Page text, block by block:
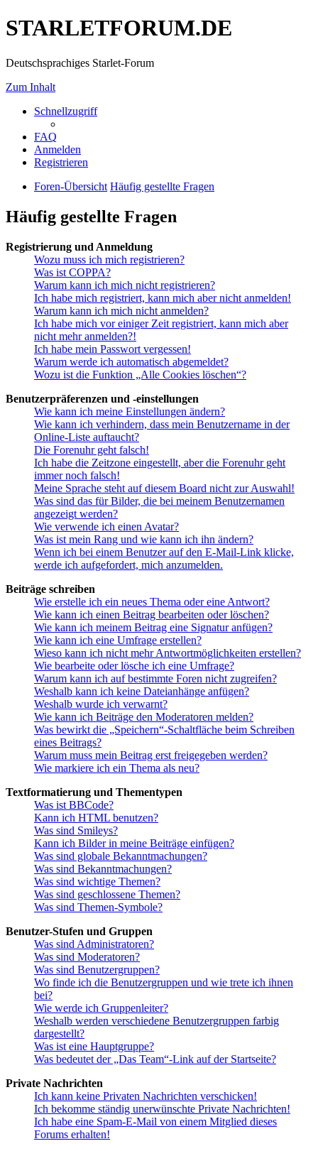
STARLETFORUM.DE
Deutschsprachiges Starlet-Forum
Zum Inhalt
Schnellzugriff
FAQ
Anmelden
Registrieren
Foren-Übersicht Häufig gestellte Fragen
Häufig gestellte Fragen
Registrierung und Anmeldung
Wozu muss ich mich registrieren?
Was ist COPPA?
Warum kann ich mich nicht registrieren?
Ich habe mich registriert, kann mich aber nicht anmelden!
Warum kann ich mich nicht anmelden?
Ich habe mich vor einiger Zeit registriert, kann mich aber
nicht mehr anmelden?!
Ich habe mein Passwort vergessen!
Warum werde ich automatisch abgemeldet?
Wozu ist die Funktion „Alle Cookies löschen“?
Benutzerpräferenzen und -einstellungen
Wie kann ich meine Einstellungen ändern?
Wie kann ich verhindern, dass mein Benutzername in der
Online-Liste auftaucht?
Die Forenuhr geht falsch!
Ich habe die Zeitzone eingestellt, aber die Forenuhr geht
immer noch falsch!
Meine Sprache steht auf diesem Board nicht zur Auswahl!
Was sind das für Bilder, die bei meinem Benutzernamen
angezeigt werden?
Wie verwende ich einen Avatar?
Was ist mein Rang und wie kann ich ihn ändern?
Wenn ich bei einem Benutzer auf den E-Mail-Link klicke,
werde ich aufgefordert, mich anzumelden.
Beiträge schreiben
Wie erstelle ich ein neues Thema oder eine Antwort?
Wie kann ich einen Beitrag bearbeiten oder löschen?
Wie kann ich meinem Beitrag eine Signatur anfügen?
Wie kann ich eine Umfrage erstellen?
Wieso kann ich nicht mehr Antwortmöglichkeiten erstellen?
Wie bearbeite oder lösche ich eine Umfrage?
Warum kann ich auf bestimmte Foren nicht zugreifen?
Weshalb kann ich keine Dateianhänge anfügen?
Weshalb wurde ich verwarnt?
Wie kann ich Beiträge den Moderatoren melden?
Was bewirkt die „Speichern“-Schaltfläche beim Schreiben
eines Beitrags?
Warum muss mein Beitrag erst freigegeben werden?
Wie markiere ich ein Thema als neu?
Textformatierung und Thementypen
Was ist BBCode?
Kann ich HTML benutzen?
Was sind Smileys?
Kann ich Bilder in meine Beiträge einfügen?
Was sind globale Bekanntmachungen?
Was sind Bekanntmachungen?
Was sind wichtige Themen?
Was sind geschlossene Themen?
Was sind Themen-Symbole?
Benutzer-Stufen und Gruppen
Was sind Administratoren?
Was sind Moderatoren?
Was sind Benutzergruppen?
Wo finde ich die Benutzergruppen und wie trete ich ihnen
bei?
Wie werde ich Gruppenleiter?
Weshalb werden verschiedene Benutzergruppen farbig
dargestellt?
Was ist eine Hauptgruppe?
Was bedeutet der „Das Team“-Link auf der Startseite?
Private Nachrichten
Ich kann keine Privaten Nachrichten verschicken!
Ich bekomme ständig unerwünschte Private Nachrichten!
Ich habe eine Spam-E-Mail von einem Mitglied dieses
Forums erhalten!